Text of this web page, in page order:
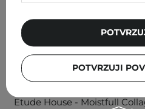
Etude House - Moistfull
POTVRZUJI